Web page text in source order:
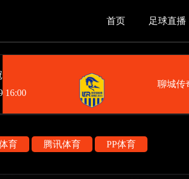
首页 足球直播
16:00
聊城传
育 腾讯体育 PP体育